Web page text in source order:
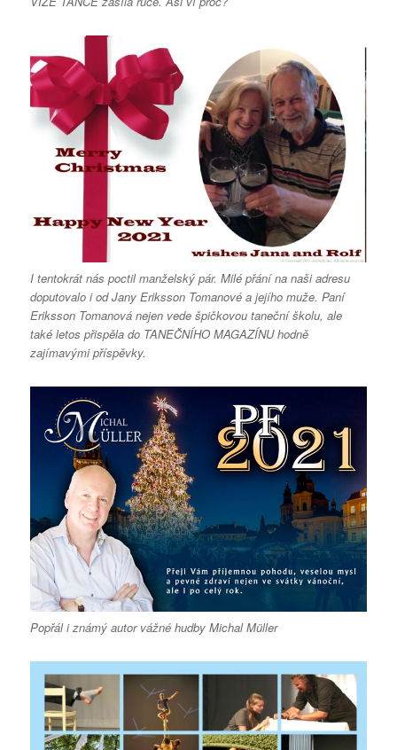
I tentokrát nás poctil manželský pár. Milé přání na naši adresu
doputovalo i od Jany Eriksson Tomanové a jejího muže. Paní
Eriksson Tomanová nejen vede špičkovou taneční školu, ale
také letos přispěla do TANEČNÍHO MAGAZÍNU hodně
zajímavými příspěvky.
Popřál i známý autor vážné hudby Michal Müller